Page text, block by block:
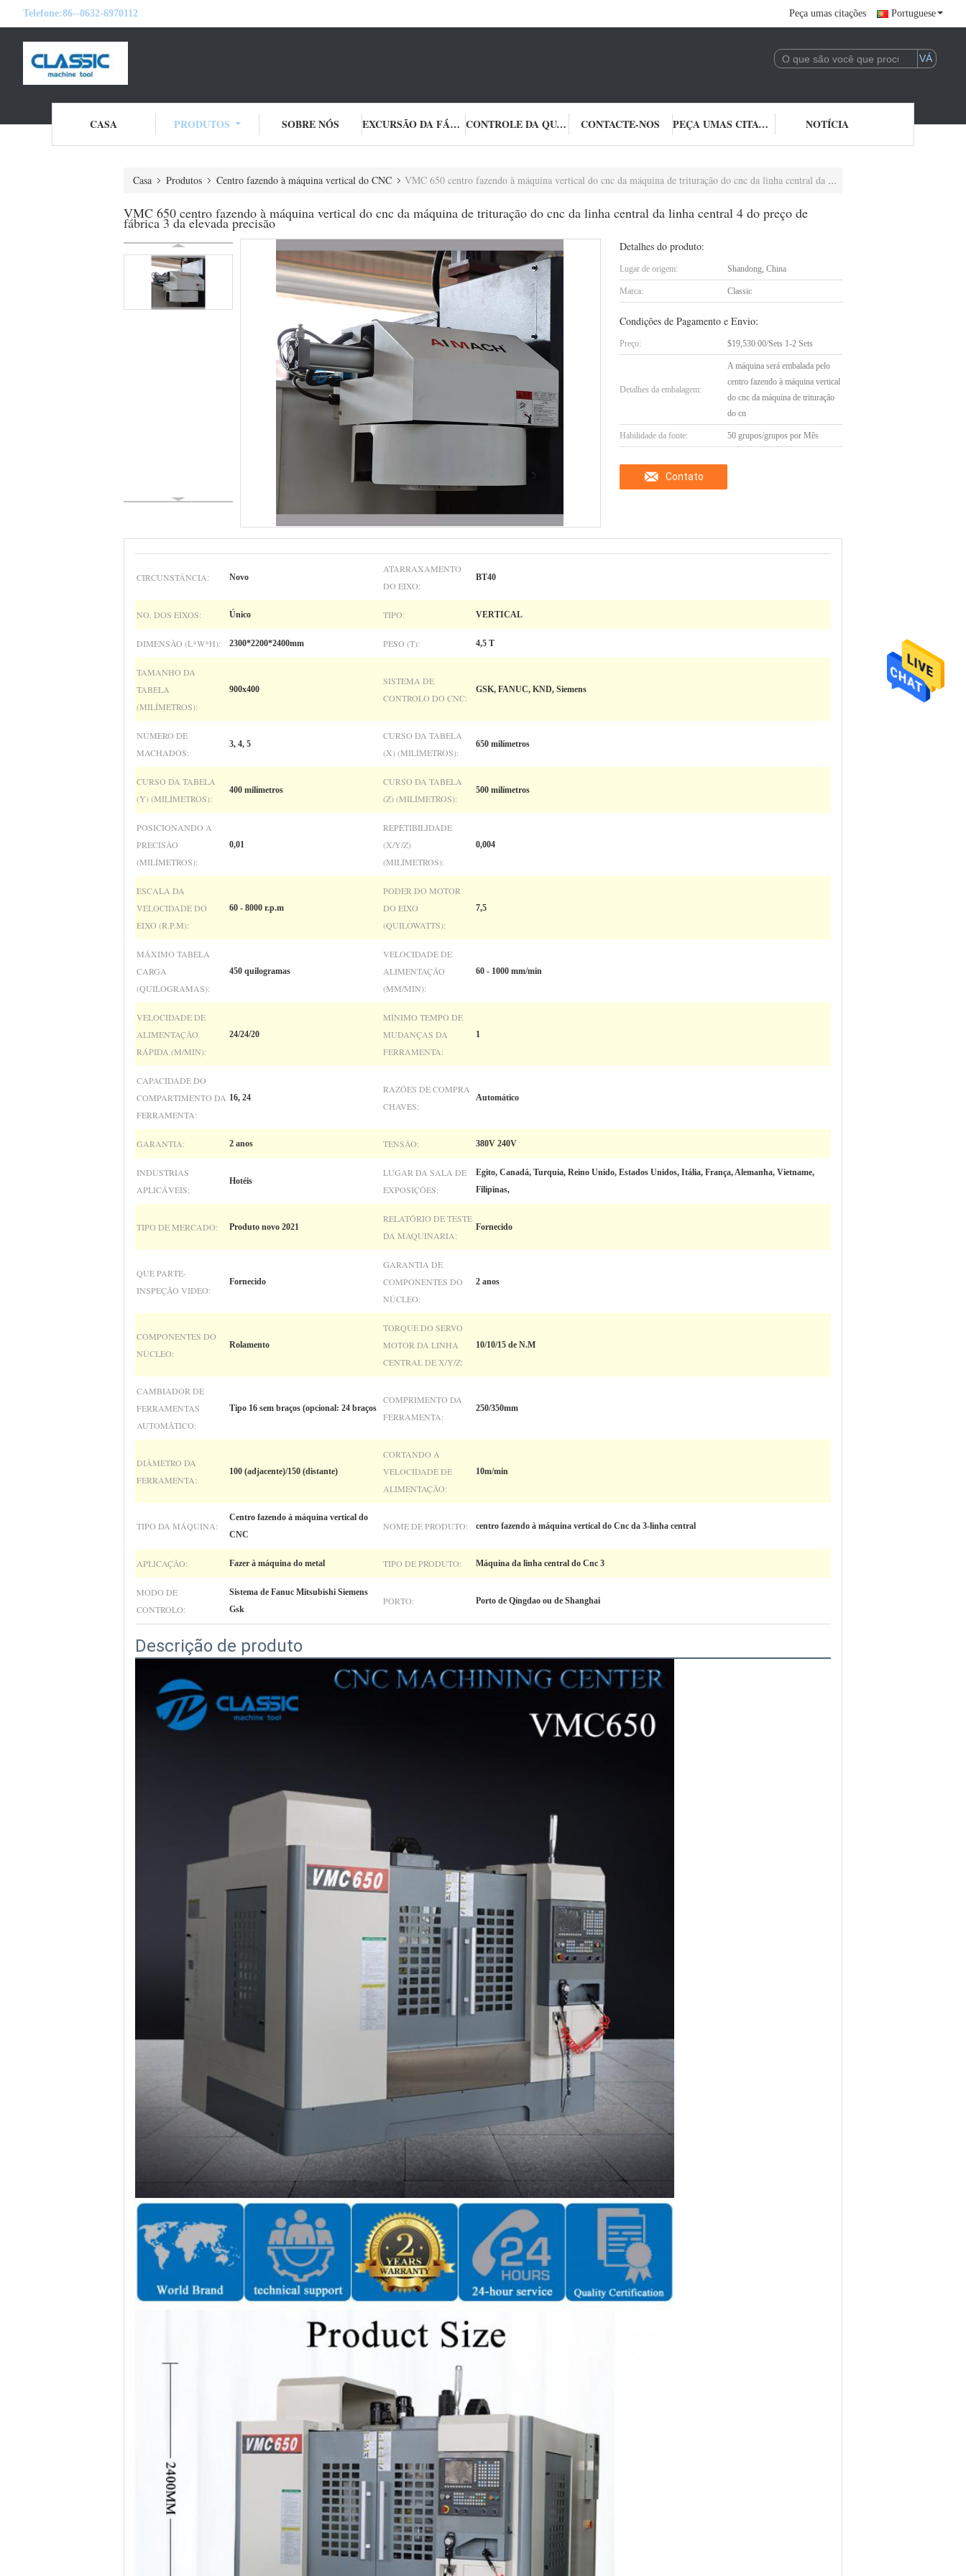
Telefone:86--0632-6970112 Peça umas citações Portuguese
CASA PRODUTOS SOBRE NÓS EXCURSÃO DA FÁBRICA CONTROLE DA QUALIDADE CONTACTE-NOS PEÇA UMAS CITAÇÕES NOTÍCIA
Casa Produtos Centro fazendo à máquina vertical do CNC VMC 650 centro fazendo à máquina vertical do cnc da máquina de trituração do cnc da linha central da linha central 4 do preço de fábrica 3 da elevada precisão
VMC 650 centro fazendo à máquina vertical do cnc da máquina de trituração do cnc da linha central da linha central 4 do preço de
fábrica 3 da elevada precisão
Detalhes do produto:
Lugar de origem: Shandong, China
Marca: Classic
Condições de Pagamento e Envio:
Preço: $19,530.00/Sets 1-2 Sets
Detalhes da embalagem:
A máquina será embalada pelo
centro fazendo à máquina vertical
do cnc da máquina de trituração
do cn
Habilidade da fonte: 50 grupos/grupos por Mês
Contato
CIRCUNSTÂNCIA: Novo
ATARRAXAMENTO
DO EIXO:
BT40
NO. DOS EIXOS: Único TIPO: VERTICAL
DIMENSÃO (L*W*H): 2300*2200*2400mm PESO (T): 4,5 T
TAMANHO DA
TABELA
(MILÍMETROS):
900x400
SISTEMA DE
CONTROLO DO CNC:
GSK, FANUC, KND, Siemens
NÚMERO DE
MACHADOS:
3, 4, 5
CURSO DA TABELA
(X) (MILÍMETROS):
650 milímetros
CURSO DA TABELA
(Y) (MILÍMETROS):
400 milímetros
CURSO DA TABELA
(Z) (MILÍMETROS):
500 milímetros
POSICIONANDO A
PRECISÃO
(MILÍMETROS):
0,01
REPETIBILIDADE
(X/Y/Z)
(MILÍMETROS):
0,004
ESCALA DA
VELOCIDADE DO
EIXO (R.P.M):
60 - 8000 r.p.m
PODER DO MOTOR
DO EIXO
(QUILOWATTS):
7,5
MÁXIMO TABELA
CARGA
(QUILOGRAMAS):
450 quilogramas
VELOCIDADE DE
ALIMENTAÇÃO
(MM/MIN):
60 - 1000 mm/min
VELOCIDADE DE
ALIMENTAÇÃO
RÁPIDA (M/MIN):
24/24/20
MÍNIMO TEMPO DE
MUDANÇAS DA
FERRAMENTA:
1
CAPACIDADE DO
COMPARTIMENTO DA
FERRAMENTA:
16, 24
RAZÕES DE COMPRA
CHAVES:
Automático
GARANTIA: 2 anos TENSÃO: 380V 240V
INDÚSTRIAS
APLICÁVEIS:
Hotéis
LUGAR DA SALA DE
EXPOSIÇÕES:
Egito, Canadá, Turquia, Reino Unido, Estados Unidos, Itália, França, Alemanha, Vietname,
Filipinas,
TIPO DE MERCADO: Produto novo 2021
RELATÓRIO DE TESTE
DA MAQUINARIA:
Fornecido
QUE PARTE-
INSPEÇÃO VIDEO:
Fornecido
GARANTIA DE
COMPONENTES DO
NÚCLEO:
2 anos
COMPONENTES DO
NÚCLEO:
Rolamento
TORQUE DO SERVO
MOTOR DA LINHA
CENTRAL DE X/Y/Z:
10/10/15 de N.M
CAMBIADOR DE
FERRAMENTAS
AUTOMÁTICO:
Tipo 16 sem braços (opcional: 24 braços
COMPRIMENTO DA
FERRAMENTA:
250/350mm
DIÂMETRO DA
FERRAMENTA:
100 (adjacente)/150 (distante)
CORTANDO A
VELOCIDADE DE
ALIMENTAÇÃO:
10m/min
TIPO DA MÁQUINA:
Centro fazendo à máquina vertical do
CNC
NOME DE PRODUTO: centro fazendo à máquina vertical do Cnc da 3-linha central
APLICAÇÃO: Fazer à máquina do metal TIPO DE PRODUTO: Máquina da linha central do Cnc 3
MODO DE
CONTROLO:
Sistema de Fanuc Mitsubishi Siemens
Gsk
PORTO: Porto de Qingdao ou de Shanghai
Descrição de produto